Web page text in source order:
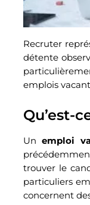
Recruter
détente
emplois
Qu’est-
Unemploi
trouver le
particuliers
concernent